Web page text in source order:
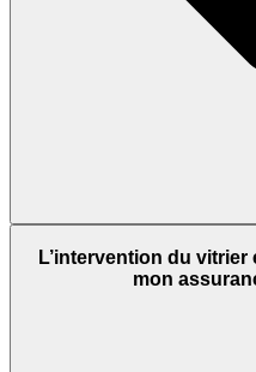
L’intervention du
mon